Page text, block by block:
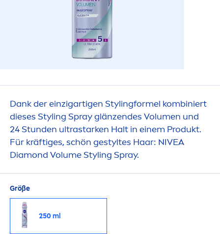
Dank der einzigartigen Stylingformel kombiniert
dieses Styling Spray glänzendes Volumen und
24 Stunden ultrastarken Halt in einem Produkt.
Für kräftiges, schön gestyltes Haar: NIVEA
Diamond Volume Styling Spray.
Größe
250 ml